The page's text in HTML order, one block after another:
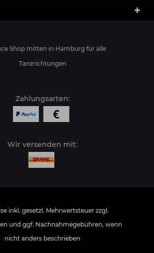
Shop mitten in Hamburg für alle
Tanzrichtungen
Zahlungsarten:
Wir versenden mit:
inkl. gesetzl. Mehrwertsteuer zzgl.
und ggf. Nachnahmegebühren, wenn
nicht anders beschrieben